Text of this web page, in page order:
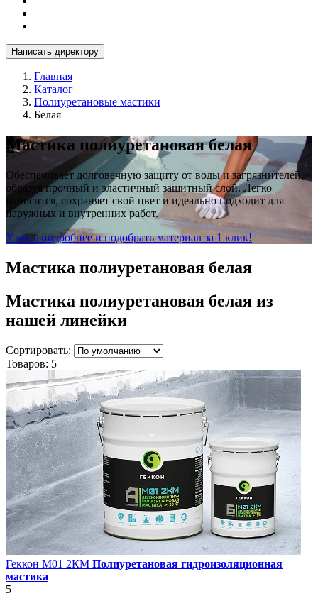
Написать директору
Главная
Каталог
Полиуретановые мастики
Белая
Мастика полиуретановая белая
Обеспечивает долговечную защиту от воды и загрязнителей,
образуя прочный и эластичный защитный слой. Легко
наносится, сохраняет свой цвет и идеально подходит для
наружных и внутренних работ.
Узнать подробнее и подобрать материал за 1 клик!
Мастика полиуретановая белая
Мастика полиуретановая белая из
нашей линейки
Сортировать:
Товаров: 5
Геккон М01 2КМ Полиуретановая гидроизоляционная
мастика
5